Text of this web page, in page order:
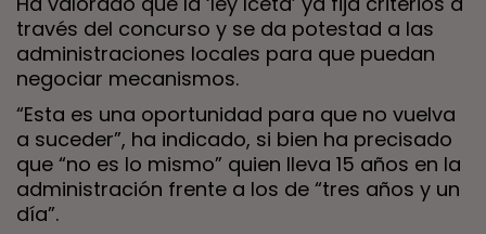
través del concurso y se da potestad a las
administraciones locales para que puedan
negociar mecanismos.
“Esta es una oportunidad para que no vuelva
a suceder”, ha indicado, si bien ha precisado
que “no es lo mismo” quien lleva 15 años en la
administración frente a los de “tres años y un
día”.